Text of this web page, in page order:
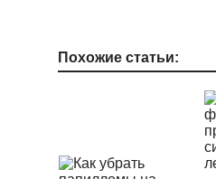
Похожие статьи: